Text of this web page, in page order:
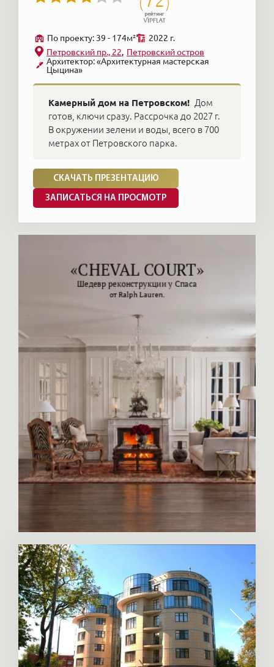
По проекту: 39 - 174м² 2022 г.
Архитектор: «Архитектурная мастерская
Цыцина»
Петровский пр., 22 Петровский остров
Камерный дом на Петровском! Дом
готов, ключи сразу. Рассрочка до 2027 г.
В окружении зелени и воды, всего в 700
метрах от Петровского парка.
СКАЧАТЬ ПРЕЗЕНТАЦИЮ
ЗАПИСАТЬСЯ НА ПРОСМОТР